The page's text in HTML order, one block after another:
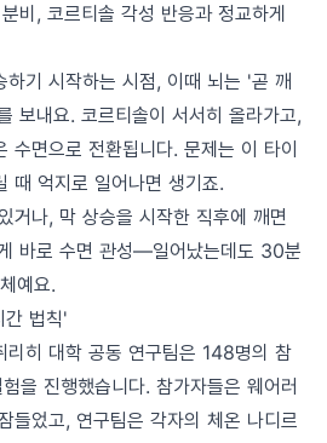
비, 코르티솔 각성 반응과 정교하게
하기 시작하는 시점, 이때 뇌는 '곧 깨
보내요. 코르티솔이 서서히 올라가고,
수면으로 전환됩니다. 문제는 이 타이
때 억지로 일어나면 생기죠.
거나, 막 상승을 시작한 직후에 깨면
바로 수면 관성—일어났는데도 30분
예요.
법칙'
리히 대학 공동 연구팀은 148명의 참
을 진행했습니다. 참가자들은 웨어러
들었고, 연구팀은 각자의 체온 나디르